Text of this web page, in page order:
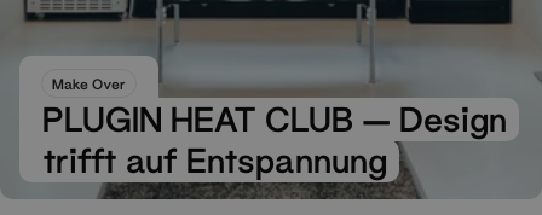
Make Over
PLUGIN HEAT CLUB — Design
trifft auf Entspannung